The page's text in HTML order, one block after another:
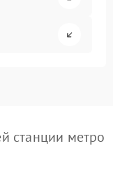
станции метро